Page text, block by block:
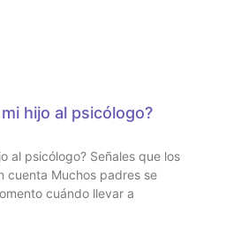
hijo al psicólogo?
al psicólogo? Señales que los
cuenta Muchos padres se
cuándo llevar a